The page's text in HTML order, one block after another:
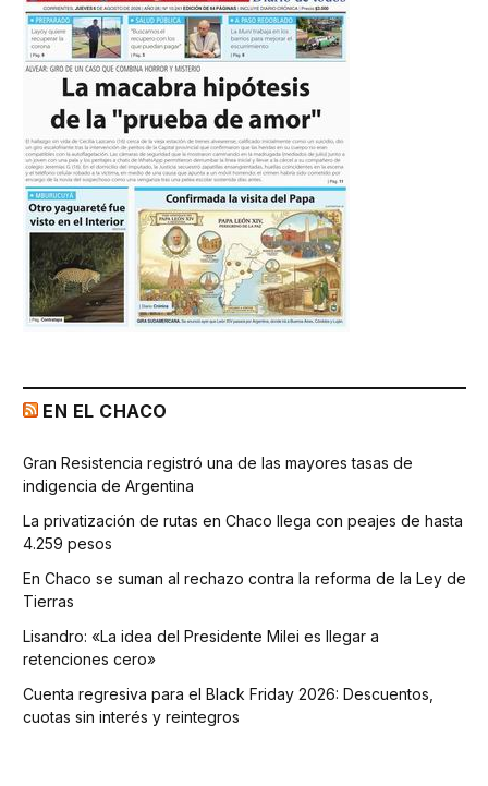
EN EL CHACO
Gran Resistencia registró una de las mayores tasas de
indigencia de Argentina
La privatización de rutas en Chaco llega con peajes de hasta
4.259 pesos
En Chaco se suman al rechazo contra la reforma de la Ley de
Tierras
Lisandro: «La idea del Presidente Milei es llegar a
retenciones cero»
Cuenta regresiva para el Black Friday 2026: Descuentos,
cuotas sin interés y reintegros